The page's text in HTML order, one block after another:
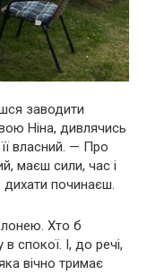
заводити
Ніна, дивлячись
власний. — Про
маєш сили, час і
починаєш.
Хто б
спокої. І, до речі,
вічно тримає